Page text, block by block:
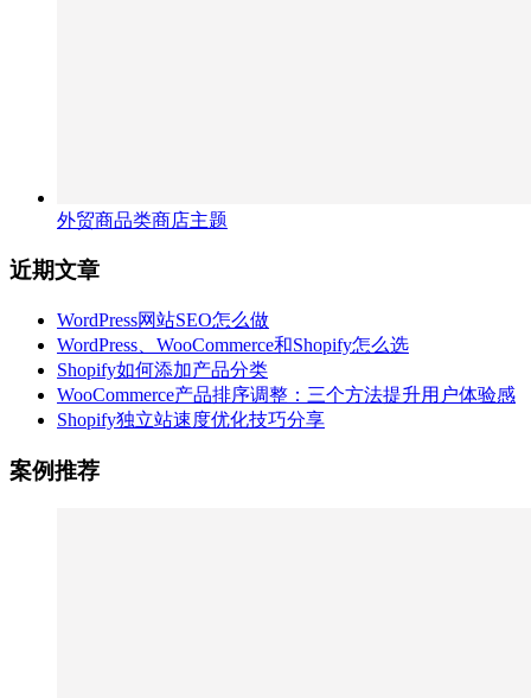
外贸商品类商店主题
近期文章
WordPress网站SEO怎么做
WordPress、WooCommerce和Shopify怎么选
Shopify如何添加产品分类
WooCommerce产品排序调整：三个方法提升用户体验感
Shopify独立站速度优化技巧分享
案例推荐